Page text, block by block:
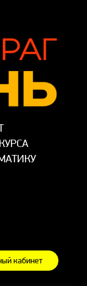
кабинет